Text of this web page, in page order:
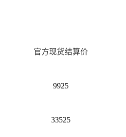
官方现货结算价
9925
33525